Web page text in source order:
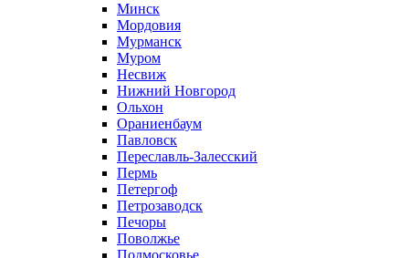
Минск
Мордовия
Мурманск
Муром
Несвиж
Нижний Новгород
Ольхон
Ораниенбаум
Павловск
Переславль-Залесский
Пермь
Петергоф
Петрозаводск
Печоры
Поволжье
Подмосковье